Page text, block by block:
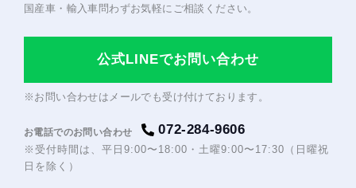
国産車・輸入車問わずお気軽にご相談ください。
公式LINEでお問い合わせ
※お問い合わせはメールでも受け付けております。
お電話でのお問い合わせ 072-284-9606
※受付時間は、平日 9:00〜18:00・ 土曜9:00〜17:30 （日曜祝
日を除く）